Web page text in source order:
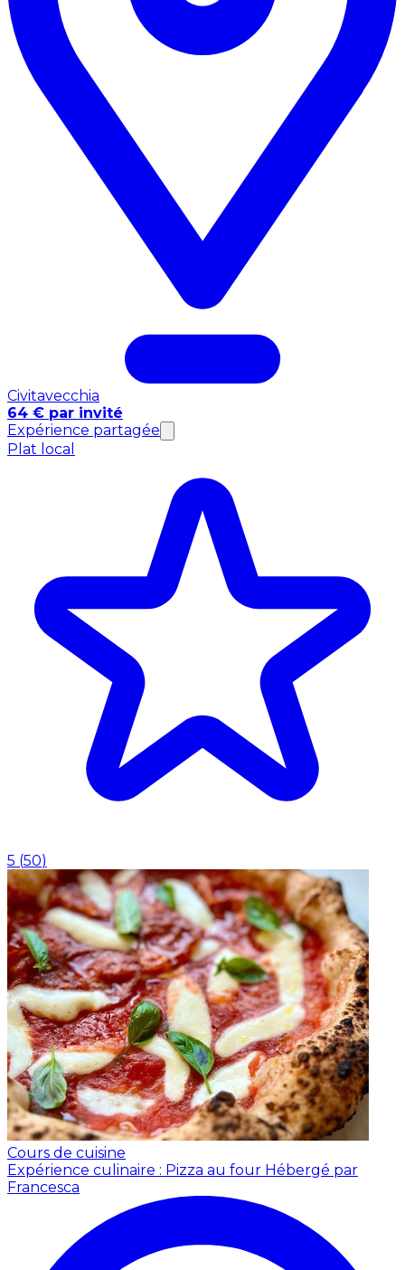
Civitavecchia
64 € par invité
Expérience partagée
Plat local
5 (50)
Cours de cuisine
Expérience culinaire : Pizza au four Hébergé par
Francesca